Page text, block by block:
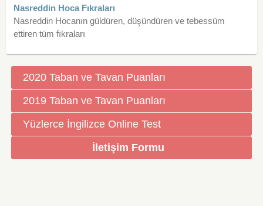
Nasreddin Hoca Fıkraları
Nasreddin Hocanın güldüren, düşündüren ve tebessüm
ettiren tüm fıkraları
2020 Taban ve Tavan Puanları
2019 Taban ve Tavan Puanları
Yüzlerce İngilizce Online Test
İletişim Formu